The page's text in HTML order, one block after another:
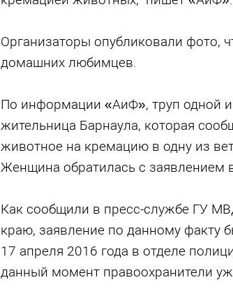
Организаторы опубликовали фото,
домашних любимцев.
По информации «АиФ», труп одной
жительница Барнаула, которая
животное на кремацию в одну из
Женщина обратилась с заявлением
Как сообщили в пресс-службе ГУ
краю, заявление по данному факту
17 апреля 2016 года в отделе
данный момент правоохранители